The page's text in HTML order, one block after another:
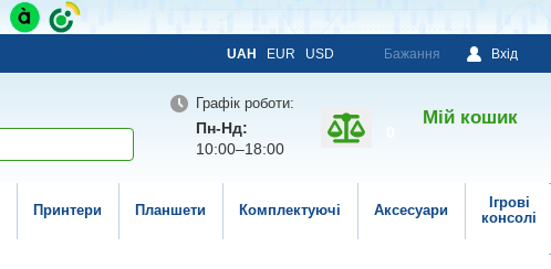
UAH EUR USD Бажання Вхід
Графік роботи:
Пн-Нд:
10:00–18:00
Мій кошик
Принтери Планшети Комплектуючі Аксесуари
Ігрові
консолі